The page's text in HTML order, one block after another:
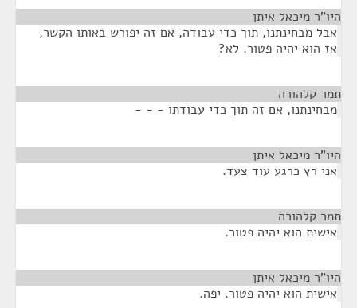
היו"ר מיכאל איתן
אבל מבחינתנו, תוך כדי עבודה, אם זה יפורש באותו הקשר,
אז הוא יהיה פטור. לא?
תמר קלהורה
מבחינתנו, אם זה תוך כדי עבודתו - - -
היו"ר מיכאל איתן
אני רץ כרגע עוד צעד.
תמר קלהורה
אישית הוא יהיה פטור.
היו"ר מיכאל איתן
אישית הוא יהיה פטור. יפה.